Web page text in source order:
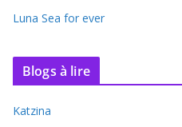
Luna Sea for ever
Blogs à lire
Katzina